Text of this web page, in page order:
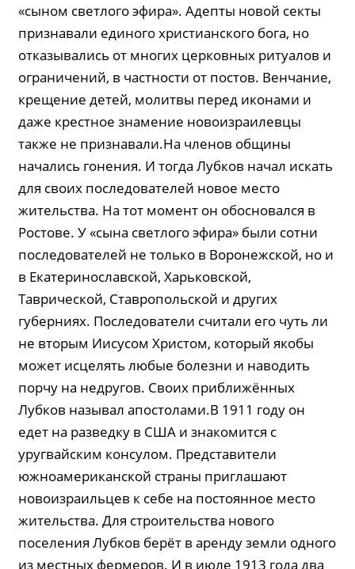
«сыном светлого эфира». Адепты новой секты
признавали единого христианского бога, но
отказывались от многих церковных ритуалов и
ограничений, в частности от постов. Венчание,
крещение детей, молитвы перед иконами и
даже крестное знамение новоизраилевцы
также не признавали.На членов общины
начались гонения. И тогда Лубков начал искать
для своих последователей новое место
жительства. На тот момент он обосновался в
Ростове. У «сына светлого эфира» были сотни
последователей не только в Воронежской, но и
в Екатеринославской, Харьковской,
Таврической, Ставропольской и других
губерниях. Последователи считали его чуть ли
не вторым Иисусом Христом, который якобы
может исцелять любые болезни и наводить
порчу на недругов. Своих приближённых
Лубков называл апостолами.В 1911 году он
едет на разведку в США и знакомится с
уругвайским консулом. Представители
южноамериканской страны приглашают
новоизраильцев к себе на постоянное место
жительства. Для строительства нового
поселения Лубков берёт в аренду земли одного
из местных фермеров. И в июле 1913 года два